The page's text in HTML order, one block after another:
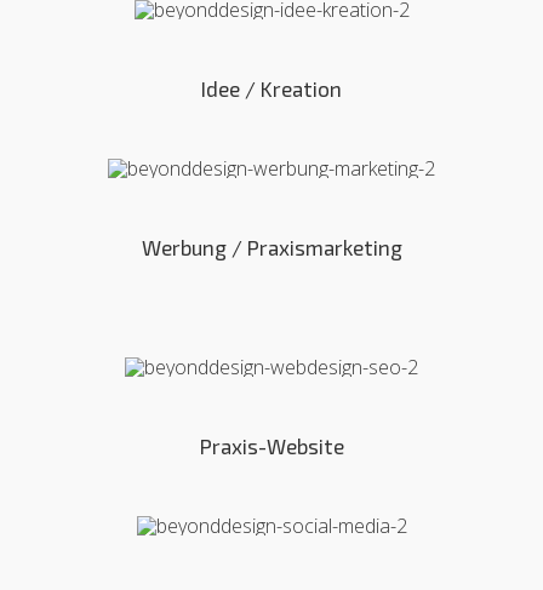
Idee / Kreation
Werbung / Praxismarketing
Praxis-Website